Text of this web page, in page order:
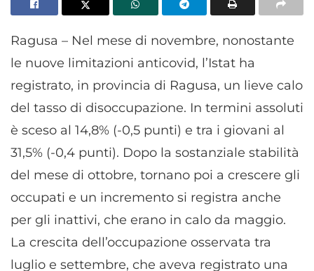
Ragusa – Nel mese di novembre, nonostante
le nuove limitazioni anticovid, l’Istat ha
registrato, in provincia di Ragusa, un lieve calo
del tasso di disoccupazione. In termini assoluti
è sceso al 14,8% (-0,5 punti) e tra i giovani al
31,5% (-0,4 punti). Dopo la sostanziale stabilità
del mese di ottobre, tornano poi a crescere gli
occupati e un incremento si registra anche
per gli inattivi, che erano in calo da maggio.
La crescita dell’occupazione osservata tra
luglio e settembre, che aveva registrato una